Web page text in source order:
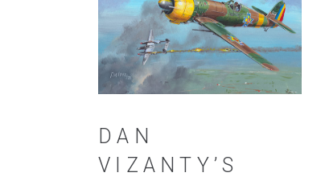
DAN
VIZANTY’S